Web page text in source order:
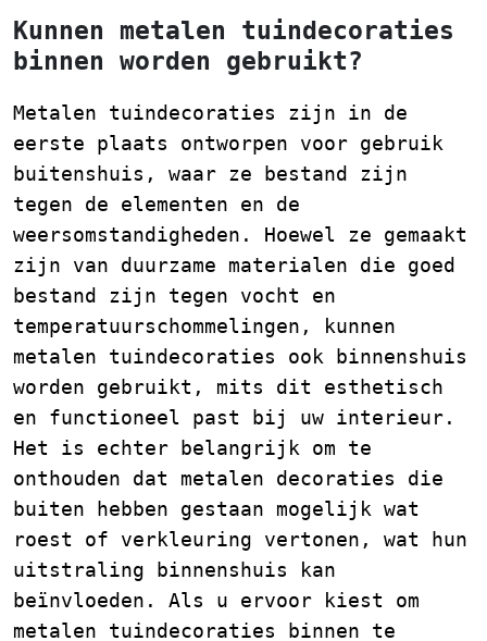
Kunnen metalen tuindecoraties
binnen worden gebruikt?
Metalen tuindecoraties zijn in de
eerste plaats ontworpen voor gebruik
buitenshuis, waar ze bestand zijn
tegen de elementen en de
weersomstandigheden. Hoewel ze gemaakt
zijn van duurzame materialen die goed
bestand zijn tegen vocht en
temperatuurschommelingen, kunnen
metalen tuindecoraties ook binnenshuis
worden gebruikt, mits dit esthetisch
en functioneel past bij uw interieur.
Het is echter belangrijk om te
onthouden dat metalen decoraties die
buiten hebben gestaan mogelijk wat
roest of verkleuring vertonen, wat hun
uitstraling binnenshuis kan
beïnvloeden. Als u ervoor kiest om
metalen tuindecoraties binnen te